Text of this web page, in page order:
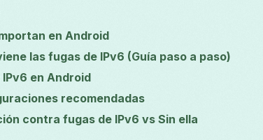
en Android
las fugas de IPv6 (Guía paso a paso)
en Android
recomendadas
contra fugas de IPv6 vs Sin ella